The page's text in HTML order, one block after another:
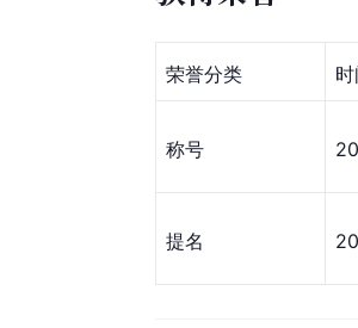
荣誉分类
称号
提名